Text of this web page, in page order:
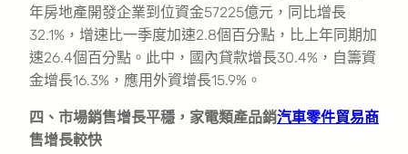
年房地產開發企業到位資金57225億元，同比增長
32.1%，增速比一季度加速2.8個百分點，比上年同期加
速26.4個百分點。此中，國內貸款增長30.4%，自籌資
金增長16.3%，應用外資增長15.9%。
四、市場銷售增長平穩，家電類產品銷汽車零件貿易商
售增長較快